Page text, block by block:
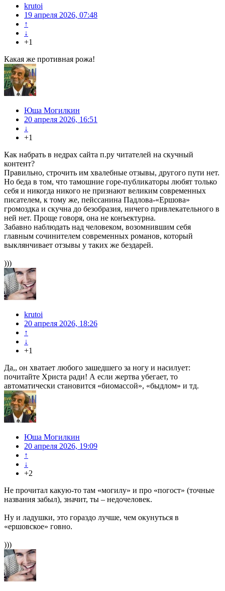
krutoi
19 апреля 2026, 07:48
↑
↓
+1
Какая же противная рожа!
Юша Могилкин
20 апреля 2026, 16:51
↓
+1
Как набрать в недрах сайта п.ру читателей на скучный
контент?
Правильно, строчить им хвалебные отзывы, другого пути нет.
Но беда в том, что тамошние горе-публикаторы любят только
себя и никогда никого не признают великим современных
писателем, к тому же, пейссанина Падлова-«Ершова»
громоздка и скучна до безобразия, ничего привлекательного в
ней нет. Проще говоря, она не конъектурна.
Забавно наблюдать над человеком, возомнившим себя
главным сочинителем современных романов, который
выклянчивает отзывы у таких же бездарей.
)))
krutoi
20 апреля 2026, 18:26
↑
↓
+1
Да,, он хватает любого зашедшего за ногу и насилует:
почитайте Христа ради! А если жертва убегает, то
автоматически становится «биомассой», «быдлом» и тд.
Юша Могилкин
20 апреля 2026, 19:09
↑
↓
+2
Не прочитал какую-то там «могилу» и про «погост» (точные
названия забыл), значит, ты – недочеловек.
Ну и ладушки, это гораздо лучше, чем окунуться в
«ершовское» говно.
)))